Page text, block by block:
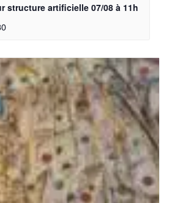
structure artificielle 07/08 à 11h